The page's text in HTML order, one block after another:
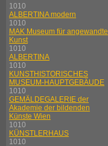
1010
ALBERTINA modern
1010
MAK Museum für angewandte
Kunst
1010
ALBERTINA
1010
KUNSTHISTORISCHES
MUSEUM-HAUPTGEBÄUDE
1010
GEMÄLDEGALERIE der
Akademie der bildenden
Künste Wien
1010
KÜNSTLERHAUS
1010